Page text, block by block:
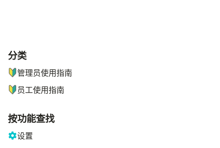
ナビゲーションメニュー
分类
管理员使用指南
员工使用指南
按功能查找
设置